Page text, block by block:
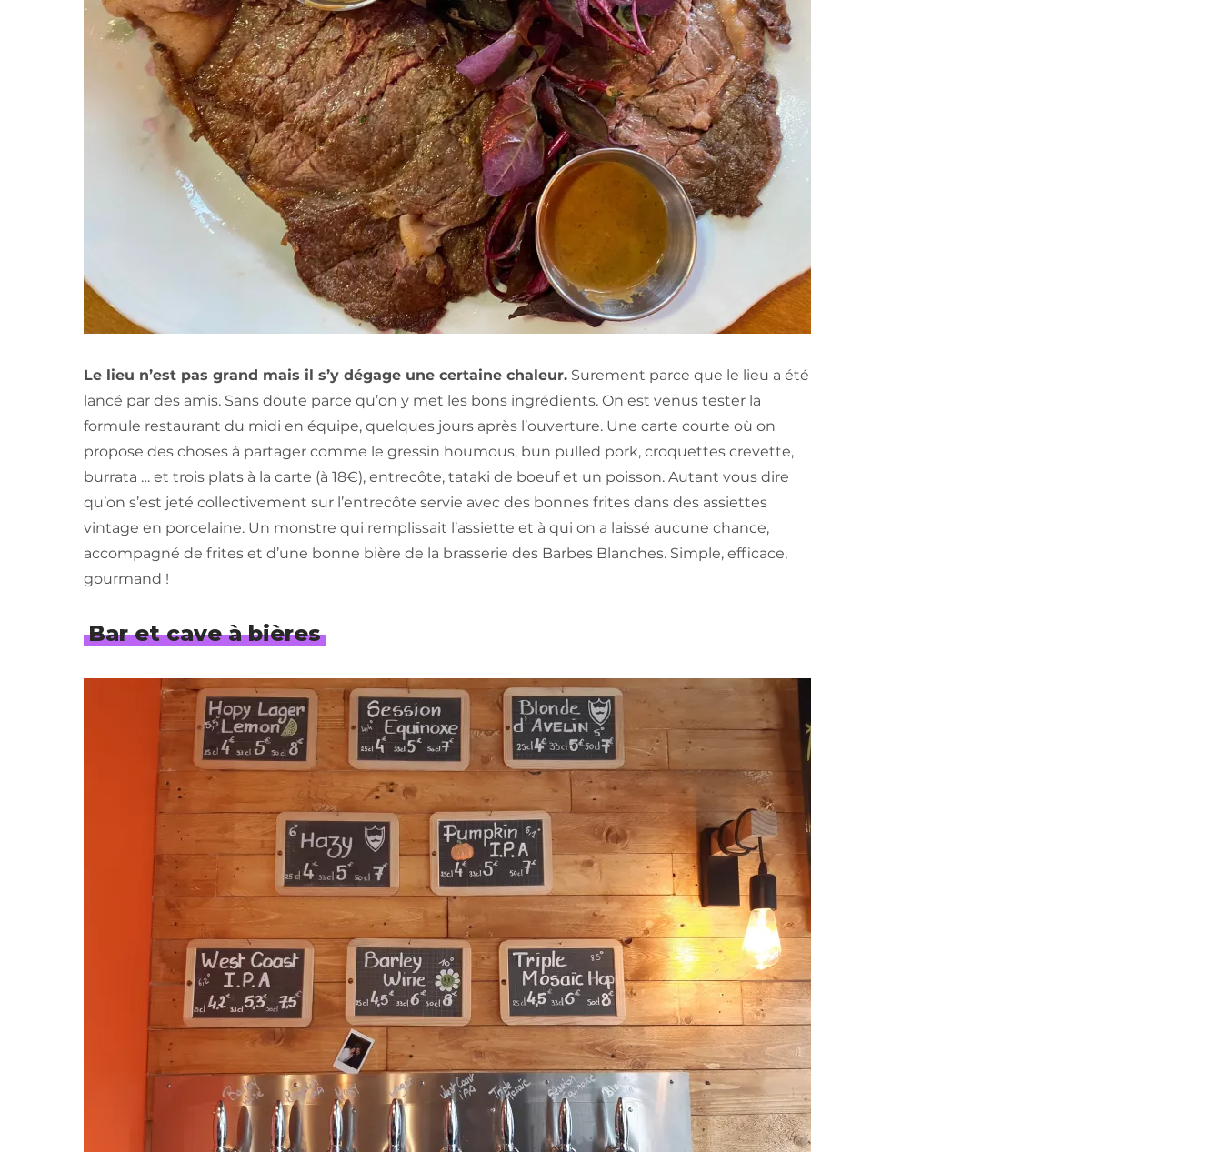
Le lieu n’est pas grand mais il s’y dégage une certaine chaleur. Surement parce que le lieu a été
lancé par des amis. Sans doute parce qu’on y met les bons ingrédients. On est venus tester la
formule restaurant du midi en équipe, quelques jours après l’ouverture. Une carte courte où on
propose des choses à partager comme le gressin houmous, bun pulled pork, croquettes crevette,
burrata … et trois plats à la carte (à 18€), entrecôte, tataki de boeuf et un poisson. Autant vous dire
qu’on s’est jeté collectivement sur l’entrecôte servie avec des bonnes frites dans des assiettes
vintage en porcelaine. Un monstre qui remplissait l’assiette et à qui on a laissé aucune chance,
accompagné de frites et d’une bonne bière de la brasserie des Barbes Blanches. Simple, efficace,
gourmand !
Bar et cave à bières